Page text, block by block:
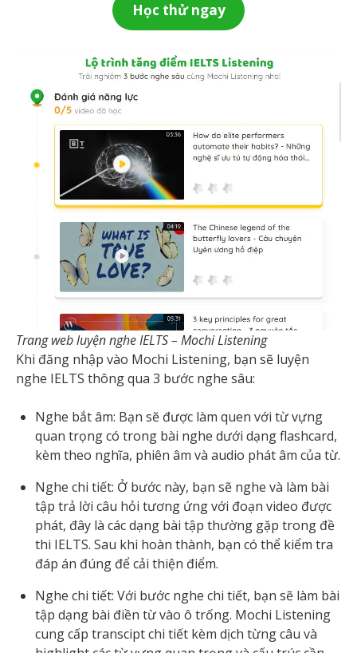
Học thử ngay
Trang web luyện nghe IELTS – Mochi Listening
Khi đăng nhập vào Mochi Listening, bạn sẽ luyện
nghe IELTS thông qua 3 bước nghe sâu:
Nghe bắt âm: Bạn sẽ được làm quen với từ vựng
quan trọng có trong bài nghe dưới dạng flashcard,
kèm theo nghĩa, phiên âm và audio phát âm của từ.
Nghe chi tiết: Ở bước này, bạn sẽ nghe và làm bài
tập trả lời câu hỏi tương ứng với đoạn video được
phát, đây là các dạng bài tập thường gặp trong đề
thi IELTS. Sau khi hoàn thành, bạn có thể kiểm tra
đáp án đúng để cải thiện điểm.
Nghe chi tiết: Với bước nghe chi tiết, bạn sẽ làm bài
tập dạng bài điền từ vào ô trống. Mochi Listening
cung cấp transcipt chi tiết kèm dịch từng câu và